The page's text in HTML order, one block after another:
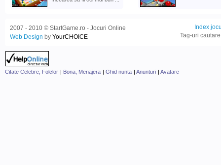
2007 - 2010 © StartGame.ro - Jocuri Online
Web Design by YourCHOICE
Index
Tag-uri
Citate Celebre, Folclor | Bona, Menajera | Ghid nunta | Anunturi | Avatare